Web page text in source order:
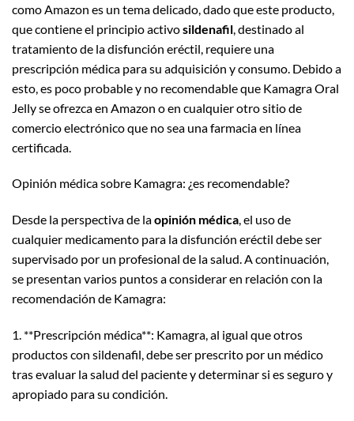
como Amazon es un tema delicado, dado que este producto,
que contiene el principio activosildenafil , destinado al
tratamiento de la disfunción eréctil, requiere una
prescripción médica para su adquisición y consumo. Debido a
esto, es poco probable y no recomendable que Kamagra Oral
Jelly se ofrezca en Amazon o en cualquier otro sitio de
comercio electrónico que no sea una farmacia en línea
certificada.
Opinión médica sobre Kamagra: ¿es recomendable?
Desde la perspectiva de laopinión médica, el uso de
cualquier medicamento para la disfunción eréctil debe ser
supervisado por un profesional de la salud. A continuación,
se presentan varios puntos a considerar en relación con la
recomendación de Kamagra:
1. **Prescripción médica**: Kamagra, al igual que otros
productos con sildenafil, debe ser prescrito por un médico
tras evaluar la salud del paciente y determinar si es seguro y
apropiado para su condición.